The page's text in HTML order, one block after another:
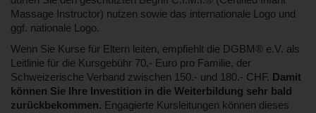
Massage Instructor) nutzen sowie das internationale Logo und
ggf. nationale Logo.
Wenn Sie Kurse für Eltern leiten, empfiehlt die DGBM® e.V. als
Leitlinie für die Kursgebühr 70,- Euro pro Familie, der
Schweizerische Verband zwischen 150.- und 180.- CHF. Damit
können Sie Ihre Investition in die Weiterbildung sehr bald
zurückbekommen. Engagierte Kursleitungen können dieses